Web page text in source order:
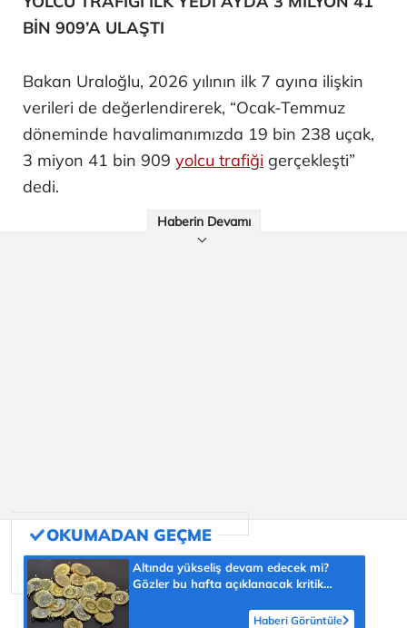
BİN 909’A ULAŞTI
Bakan Uraloğlu, 2026 yılının ilk 7 ayına ilişkin
verileri de değerlendirerek, “Ocak-Temmuz
döneminde havalimanımızda 19 bin 238 uçak,
3 miyon 41 bin 909 yolcu trafiği gerçekleşti”
dedi.
Haberin Devamı
Altında yükseliş devam edecek mi?
Gözler bu hafta açıklanacak kritik
Haberi Görüntüle